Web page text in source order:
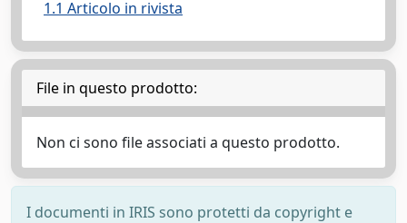
1.1 Articolo in rivista
File in questo prodotto:
Non ci sono file associati a questo prodotto.
I documenti in IRIS sono protetti da copyright e